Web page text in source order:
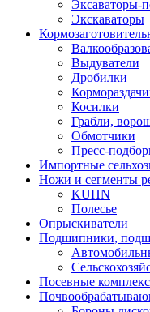
Эксаваторы-
Экскаваторы
Выдуватели
Дробилки
Косилки
Грабли,
Обмотчики
Пресс-
Импортные
Ножи и сегменты
KUHN
Полесье
Опрыскиватели
Подшипники,
Посевные